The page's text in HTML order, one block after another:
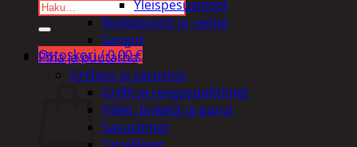
Ostoskori /0,00€
Ostoskori
Yleispesuaineet
Roskapussit ja -astiat
Sangot
Piha ja puutarha
Grillaus ja savustus
Grillit ja rengaspolttimet
Hiilet, briketit ja purut
Savustimet